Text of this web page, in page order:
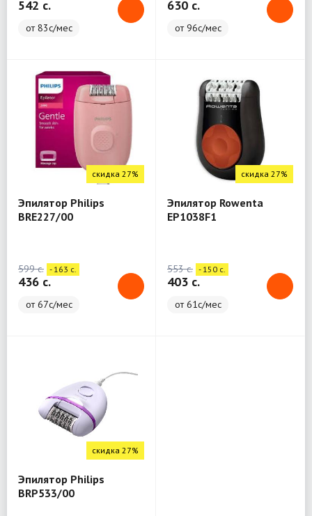
542 c.
от 83с/мес
630 c.
от 96с/мес
скидка 27%
Эпилятор Philips
BRE227/00
599 c. - 163 c.
436 c.
от 67с/мес
скидка 27%
Эпилятор Rowenta
EP1038F1
553 c. - 150 c.
403 c.
от 61с/мес
скидка 27%
Эпилятор Philips
BRP533/00